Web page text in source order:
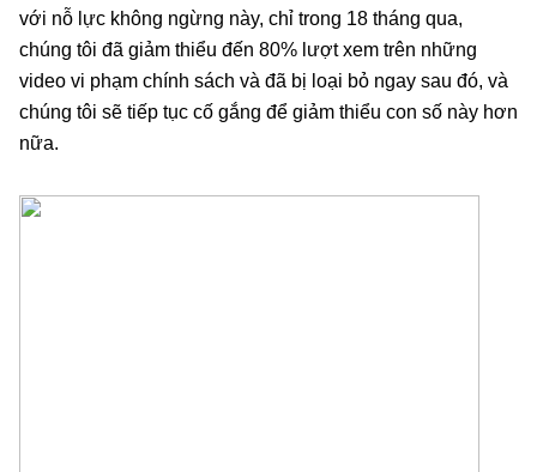
với nỗ lực không ngừng này, chỉ trong 18 tháng qua,
chúng tôi đã giảm thiểu đến 80% lượt xem trên những
video vi phạm chính sách và đã bị loại bỏ ngay sau đó, và
chúng tôi sẽ tiếp tục cố gắng để giảm thiểu con số này hơn
nữa.